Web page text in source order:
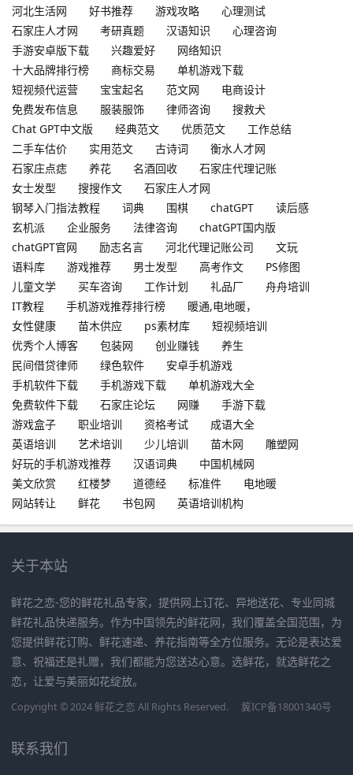
河北生活网
好书推荐 游戏攻略
心理测试
石家庄人才网
考研真题 汉语知识
心理咨询
手游安卓版下载
兴趣爱好
网络知识
十大品牌排行榜
商标交易
单机游戏下载
短视频代运营
宝宝起名 范文网
电商设计
免费发布信息
服装服饰 律师咨询
搜救犬
Chat GPT中文版
经典范文 优质范文
工作总结
二手车估价
实用范文 古诗词
衡水人才网
石家庄点痣
养花 名酒回收
石家庄代理记账
女士发型
搜搜作文
石家庄人才网
钢琴入门指法教程
词典 围棋 chatGPT
读后感
玄机派
企业服务 法律咨询
chatGPT国内版
chatGPT官网
励志名言 河北代理记账公司
文玩
语料库
游戏推荐 男士发型 高考作文
PS修图
儿童文学
买车咨询 工作计划 礼品厂
舟舟培训
IT教程
手机游戏推荐排行榜
暖通,电地暖，
女性健康
苗木供应 ps素材库
短视频培训
优秀个人博客
包装网 创业赚钱
养生
民间借贷律师
绿色软件
安卓手机游戏
手机软件下载
手机游戏下载
单机游戏大全
免费软件下载
石家庄论坛 网赚
手游下载
游戏盒子
职业培训 资格考试
成语大全
英语培训
艺术培训 少儿培训 苗木网
雕塑网
好玩的手机游戏推荐
汉语词典
中国机械网
美文欣赏
红楼梦 道德经 标准件
电地暖
网站转让
鲜花 书包网 英语培训机构
关于本站
鲜花之恋-您的鲜花礼品专家，提供网上订花、异地送花、专业同城
鲜花礼品快递服务。作为中国领先的鲜花网，我们覆盖全国范围，为
您提供鲜花订购、鲜花速递、养花指南等全方位服务。无论是表达爱
意、祝福还是礼赠，我们都能为您送达心意。选鲜花，就选鲜花之
恋，让爱与美丽如花绽放。
Copyright © 2024 鲜花之恋 All Rights Reserved. 冀ICP备18001340号
联系我们